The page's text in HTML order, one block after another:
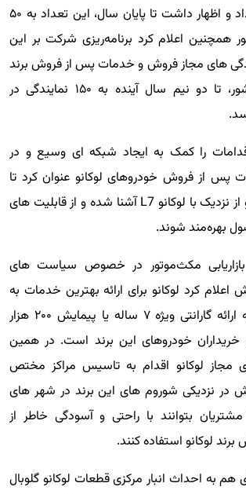
برای این برند خبر داد و اظهار داشت تا پایان سال، این تعداد به ۵۰
همچنین اعلام کرد برنامه‌ریزی شرکت بر این
های مجاز فروش و خدمات پس از فروش برند
لوکانو در سطح کشور، تا دو نیم سال آینده به ۱۵۰ نمایندگی در
را کمک به ایجاد شبکه ای وسیع و در
پس از فروش خودروهای لوکانو عنوان کرد تا
مشتریان به راحتی و از نزدیک با لوکانو L7 آشنا شده و از قابلیت های
بهره‌مند شوند.
مکث‌موتور در خصوص سیاست های
کرد لوکانو برای ارائه بهترین خدمات به
مشتریان، متعهد به ارائه گارانتی ویژه ۷ ساله یا پیمایش ۲۰۰ هزار
خریداران خودروهای این برند است. در همین
مجاز لوکانو اقدام به تاسیس مراکز مختص
نزدیکی شوروم های این برند در شهر های
بتوانند با راحتی و آسودگی خاطر از
لوکانو استفاده کنند.
هم به احداث انبار مرکزی قطعات لوکانو گلوبال